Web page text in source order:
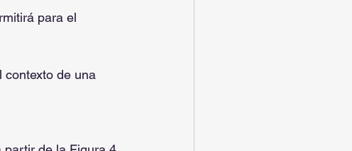
para el
contexto de una